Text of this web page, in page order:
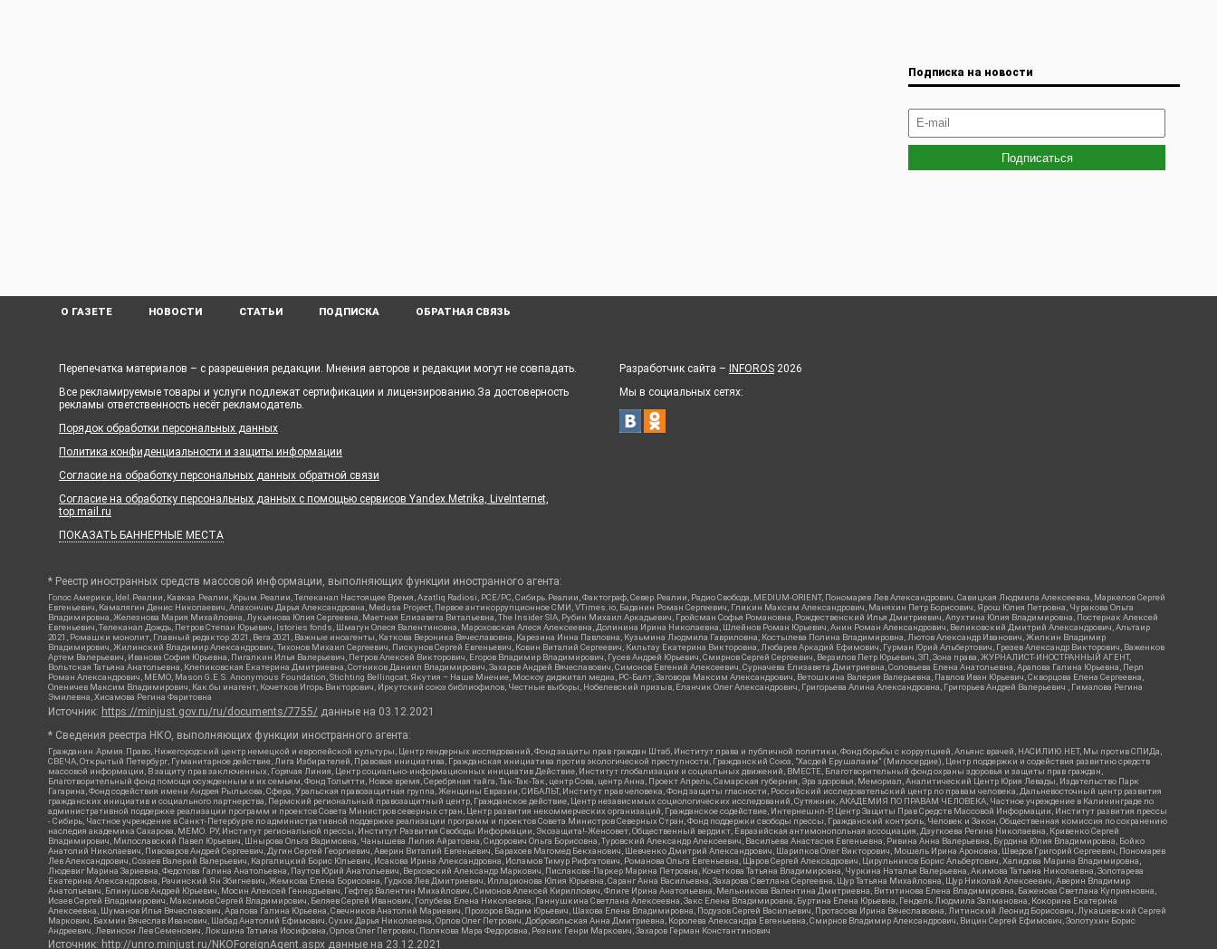
Подписка на новости
О ГАЗЕТЕ НОВОСТИ СТАТЬИ ПОДПИСКА ОБРАТНАЯ СВЯЗЬ
Перепечатка материалов – с разрешения редакции. Мнения авторов и редакции могут не совпадать.
Все рекламируемые товары и услуги подлежат сертификации и лицензированию.За достоверность
рекламы ответственность несёт рекламодатель.
Порядок обработки персональных данных
Политика конфиденциальности и защиты информации
Согласие на обработку персональных данных обратной связи
Согласие на обработку персональных данных с помощью сервисов Yandex.Metrika, LiveInternet,
top.mail.ru
ПОКАЗАТЬ БАННЕРНЫЕ МЕСТА
Разработчик сайта – INFOROS 2026
Мы в социальных сетях:
* Реестр иностранных средств массовой информации, выполняющих функции иностранного агента:
Голос Америки, Idel.Реалии, Кавказ.Реалии, Крым.Реалии, Телеканал Настоящее Время, Azatliq Radiosi, PCE/PC, Сибирь.Реалии, Фактограф, Север.Реалии, Радио Свобода, MEDIUM-ORIENT, Пономарев Лев Александрович, Савицкая Людмила Алексеевна, Маркелов Сергей
Евгеньевич, Камалягин Денис Николаевич, Апахончич Дарья Александровна, Medusa Project, Первое антикоррупционное СМИ, VTimes.io, Баданин Роман Сергеевич, Гликин Максим Александрович, Маняхин Петр Борисович, Ярош Юлия Петровна, Чуракова Ольга
Владимировна, Железнова Мария Михайловна, Лукьянова Юлия Сергеевна, Маетная Елизавета Витальевна, The Insider SIA, Рубин Михаил Аркадьевич, Гройсман Софья Романовна, Рождественский Илья Дмитриевич, Апухтина Юлия Владимировна, Постернак Алексей
Евгеньевич, Телеканал Дождь, Петров Степан Юрьевич, Istories fonds, Шмагун Олеся Валентиновна, Мароховская Алеся Алексеевна, Долинина Ирина Николаевна, Шлейнов Роман Юрьевич, Анин Роман Александрович, Великовский Дмитрий Александрович, Альтаир
2021, Ромашки монолит, Главный редактор 2021, Вега 2021, Важные иноагенты, Каткова Вероника Вячеславовна, Карезина Инна Павловна, Кузьмина Людмила Гавриловна, Костылева Полина Владимировна, Лютов Александр Иванович, Жилкин Владимир
Владимирович, Жилинский Владимир Александрович, Тихонов Михаил Сергеевич, Пискунов Сергей Евгеньевич, Ковин Виталий Сергеевич, Кильтау Екатерина Викторовна, Любарев Аркадий Ефимович, Гурман Юрий Альбертович, Грезев Александр Викторович, Важенков
Артем Валерьевич, Иванова София Юрьевна, Пигалкин Илья Валерьевич, Петров Алексей Викторович, Егоров Владимир Владимирович, Гусев Андрей Юрьевич, Смирнов Сергей Сергеевич, Верзилов Петр Юрьевич, ЗП, Зона права, ЖУРНАЛИСТ-ИНОСТРАННЫЙ АГЕНТ,
Вольтская Татьяна Анатольевна, Клепиковская Екатерина Дмитриевна, Сотников Даниил Владимирович, Захаров Андрей Вячеславович, Симонов Евгений Алексеевич, Сурначева Елизавета Дмитриевна, Соловьева Елена Анатольевна, Арапова Галина Юрьевна, Перл
Роман Александрович, МЕМО, Mason G.E.S. Anonymous Foundation, Stichting Bellingcat, Якутия – Наше Мнение, Москоу диджитал медиа, РС-Балт, Заговора Максим Александрович, Ветошкина Валерия Валерьевна, Павлов Иван Юрьевич, Скворцова Елена Сергеевна,
Оленичев Максим Владимирович, Как бы инагент, Кочетков Игорь Викторович, Иркутский союз библиофилов, Честные выборы, Нобелевский призыв, Еланчик Олег Александрович, Григорьева Алина Александровна, Григорьев Андрей Валерьевич , Гималова Регина
Эмилевна, Хисамова Регина Фаритовна
Источник: https://minjust.gov.ru/ru/documents/7755/ данные на 03.12.2021
* Сведения реестра НКО, выполняющих функции иностранного агента:
Гражданин.Армия.Право, Нижегородский центр немецкой и европейской культуры, Центр гендерных исследований, Фонд защиты прав граждан Штаб, Институт права и публичной политики, Фонд борьбы с коррупцией, Альянс врачей, НАСИЛИЮ.НЕТ, Мы против СПИДа,
СВЕЧА, Открытый Петербург, Гуманитарное действие, Лига Избирателей, Правовая инициатива, Гражданская инициатива против экологической преступности, Гражданский Союз, "Хасдей Ерушалаим" (Милосердие), Центр поддержки и содействия развитию средств
массовой информации, В защиту прав заключенных, Горячая Линия, Центр социально-информационных инициатив Действие, Институт глобализации и социальных движений, ВМЕСТЕ, Благотворительный фонд охраны здоровья и защиты прав граждан,
Благотворительный фонд помощи осужденным и их семьям, Фонд Тольятти, Новое время, Серебряная тайга, Так-Так-Так, центр Сова, центр Анна, Проект Апрель, Самарская губерния, Эра здоровья, Мемориал, Аналитический Центр Юрия Левады, Издательство Парк
Гагарина, Фонд содействия имени Андрея Рылькова, Сфера, Уральская правозащитная группа, Женщины Евразии, СИБАЛЬТ, Институт прав человека, Фонд защиты гласности, Российский исследовательский центр по правам человека, Дальневосточный центр развития
гражданских инициатив и социального партнерства, Пермский региональный правозащитный центр, Гражданское действие, Центр независимых социологических исследований, Сутяжник, АКАДЕМИЯ ПО ПРАВАМ ЧЕЛОВЕКА, Частное учреждение в Калининграде по
административной поддержке реализации программ и проектов Совета Министров северных стран, Центр развития некоммерческих организаций, Гражданское содействие, Интернешнл-Р, Центр Защиты Прав Средств Массовой Информации, Институт развития прессы
- Сибирь, Частное учреждение в Санкт-Петербурге по административной поддержке реализации программ и проектов Совета Министров Северных Стран, Фонд поддержки свободы прессы, Гражданский контроль, Человек и Закон, Общественная комиссия по сохранению
наследия академика Сахарова, МЕМО. РУ, Институт региональной прессы, Институт Развития Свободы Информации, Экозащита!-Женсовет, Общественный вердикт, Евразийская антимонопольная ассоциация, Дзугкоева Регина Николаевна, Кривенко Сергей
Владимирович, Милославский Павел Юрьевич, Шнырова Ольга Вадимовна, Чанышева Лилия Айратовна, Сидорович Ольга Борисовна, Туровский Александр Алексеевич, Васильева Анастасия Евгеньевна, Ривина Анна Валерьевна, Бурдина Юлия Владимировна, Бойко
Анатолий Николаевич, Пивоваров Андрей Сергеевич, Дугин Сергей Георгиевич, Аверин Виталий Евгеньевич, Барахоев Магомед Бекханович, Шевченко Дмитрий Александрович, Шарипков Олег Викторович, Мошель Ирина Ароновна, Шведов Григорий Сергеевич, Пономарев
Лев Александрович, Созаев Валерий Валерьевич, Каргалицкий Борис Юльевич, Исакова Ирина Александровна, Исламов Тимур Рифгатович, Романова Ольга Евгеньевна, Щаров Сергей Алексадрович, Цирульников Борис Альбертович, Халидова Марина Владимировна,
Людевиг Марина Зариевна, Федотова Галина Анатольевна, Паутов Юрий Анатольевич, Верховский Александр Маркович, Пислакова-Паркер Марина Петровна, Кочеткова Татьяна Владимировна, Чуркина Наталья Валерьевна, Акимова Татьяна Николаевна, Золотарева
Екатерина Александровна, Рачинский Ян Збигневич, Жемкова Елена Борисовна, Гудков Лев Дмитриевич, Илларионова Юлия Юрьевна, Саранг Анна Васильевна, Захарова Светлана Сергеевна, Щур Татьяна Михайловна, Щур Николай Алексеевич, Аверин Владимир
Анатольевич, Блинушов Андрей Юрьевич, Мосин Алексей Геннадьевич, Гефтер Валентин Михайлович, Симонов Алексей Кириллович, Флиге Ирина Анатольевна, Мельникова Валентина Дмитриевна, Вититинова Елена Владимировна, Баженова Светлана Куприяновна,
Исаев Сергей Владимирович, Максимов Сергей Владимирович, Беляев Сергей Иванович, Голубева Елена Николаевна, Ганнушкина Светлана Алексеевна, Закс Елена Владимировна, Буртина Елена Юрьевна, Гендель Людмила Залмановна, Кокорина Екатерина
Алексеевна, Шуманов Илья Вячеславович, Арапова Галина Юрьевна, Свечников Анатолий Мариевич, Прохоров Вадим Юрьевич, Шахова Елена Владимировна, Подузов Сергей Васильевич, Протасова Ирина Вячеславовна, Литинский Леонид Борисович, Лукашевский Сергей
Маркович, Бахмин Вячеслав Иванович, Шабад Анатолий Ефимович, Сухих Дарья Николаевна, Орлов Олег Петрович, Добровольская Анна Дмитриевна, Королева Александра Евгеньевна, Смирнов Владимир Александрович, Вицин Сергей Ефимович, Золотухин Борис
Андреевич, Левинсон Лев Семенович, Локшина Татьяна Иосифовна, Орлов Олег Петрович, Полякова Мара Федоровна, Резник Генри Маркович, Захаров Герман Константинович
Источник: http://unro.minjust.ru/NKOForeignAgent.aspx данные на 23.12.2021